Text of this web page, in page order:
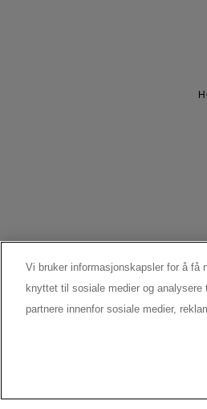
MANUFACTURER
Vi bruker informasjonskapsler for å få
knyttet til sosiale medier og
partnere innenfor sosiale medier,